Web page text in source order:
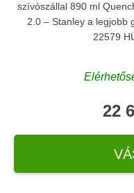
szívószállal 890 ml
2.0 – Stanley a legjobb
22579
22